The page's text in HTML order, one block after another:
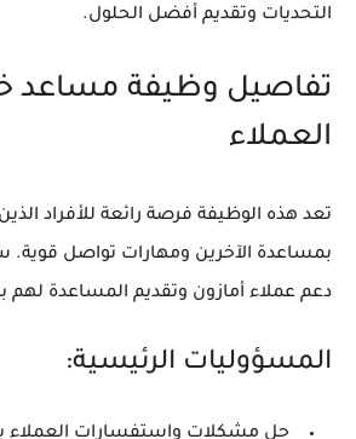
التحديات وتقديم أفضل الحلول.
تفاصيل وظيفة مساعد
العملاء
تعد هذه الوظيفة فرصة رائعة للأفراد
بمساعدة الآخرين ومهارات تواصل
دعم عملاء أمازون وتقديم المساعدة لهم
المسؤوليات الرئيسية:
حل مشكلات واستفسارات العملاء